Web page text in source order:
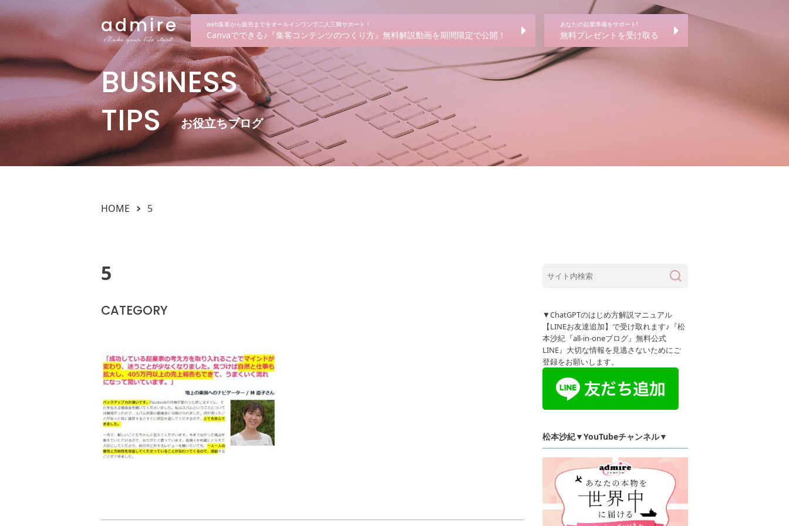
web集客から販売までをオールインワンで二人三脚サポート！
Canvaでできる♪『集客コンテンツのつくり方』無料解説動画を期間限定で公開！
あなたの起業準備をサポート!
無料プレゼントを受け取る
BUSINESS
TIPS
お役立ちブログ
HOME 5
5
CATEGORY
▼ChatGPTのはじめ方解説マニュアル
【LINEお友達追加】で受け取れます♪『松
本沙紀『all-in-oneブログ』無料公式
LINE』大切な情報を見逃さないためにご
登録をお願いします。
松本沙紀▼YouTubeチャンネル▼